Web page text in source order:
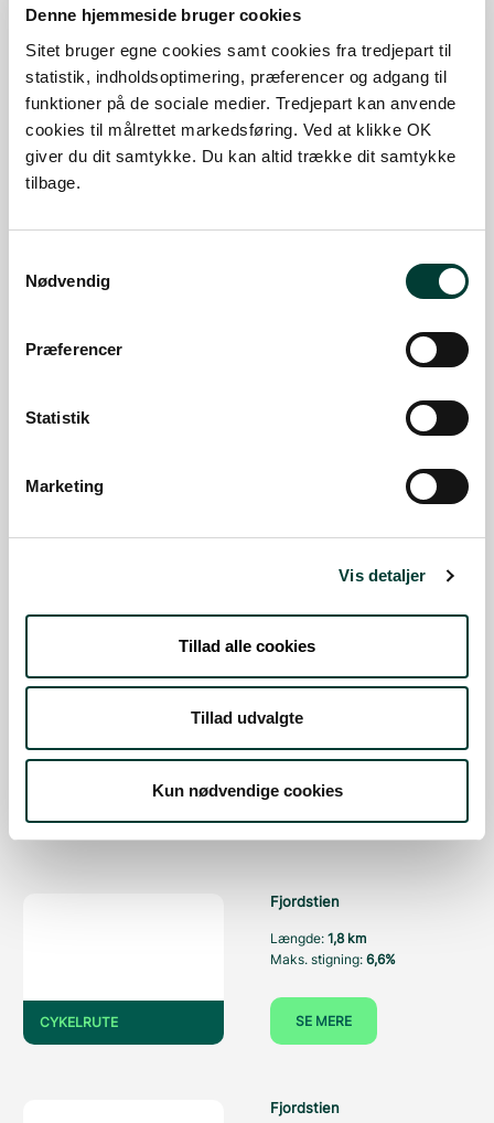
Denne hjemmeside bruger cookies
Sitet bruger egne cookies samt cookies fra tredjepart til
statistik, indholdsoptimering, præferencer og adgang til
funktioner på de sociale medier. Tredjepart kan anvende
cookies til målrettet markedsføring. Ved at klikke OK
giver du dit samtykke. Du kan altid trække dit samtykke
tilbage.
Nødvendig
Præferencer
Statistik
Marketing
Vis detaljer
Tillad alle cookies
Tillad udvalgte
Kun nødvendige cookies
P-PLADS
Sankt Hans.
Længde:
Maks. stigning:4,5%
CYKELRUTE
Fjordstien
Længde: 1,8 km
Maks. stigning: 6,6%
SE MERE
Fjordstien